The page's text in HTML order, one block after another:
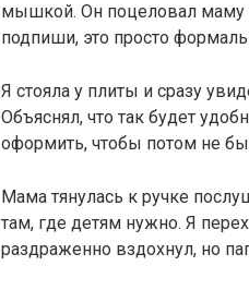
мышкой. Он поцеловал маму
подпиши, это просто
Я стояла у плиты и сразу
Объяснял, что так будет
оформить, чтобы потом не
Мама тянулась к ручке
там, где детям нужно. Я
раздраженно вздохнул, но